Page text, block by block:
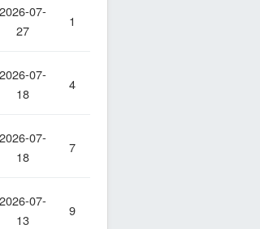
2026-07-
27
1
2026-07-
18
4
2026-07-
18
7
2026-07-
13
9